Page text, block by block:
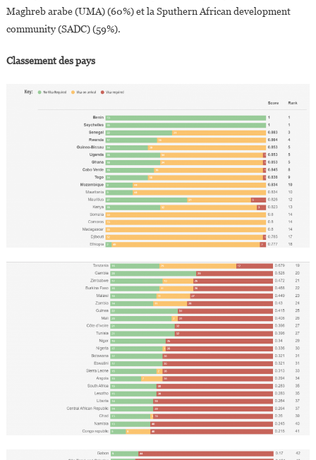
Maghreb arabe (UMA) (60%) et la Sputhern African development
community (SADC) (59%).
Classement des pays